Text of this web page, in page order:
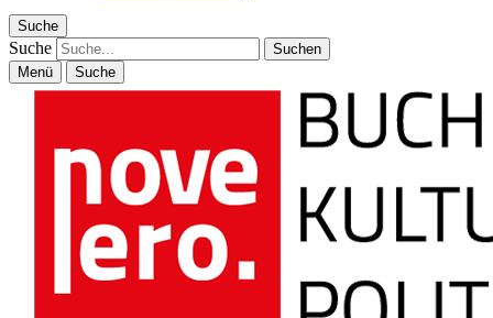
Suche
Suche
Menü Suche